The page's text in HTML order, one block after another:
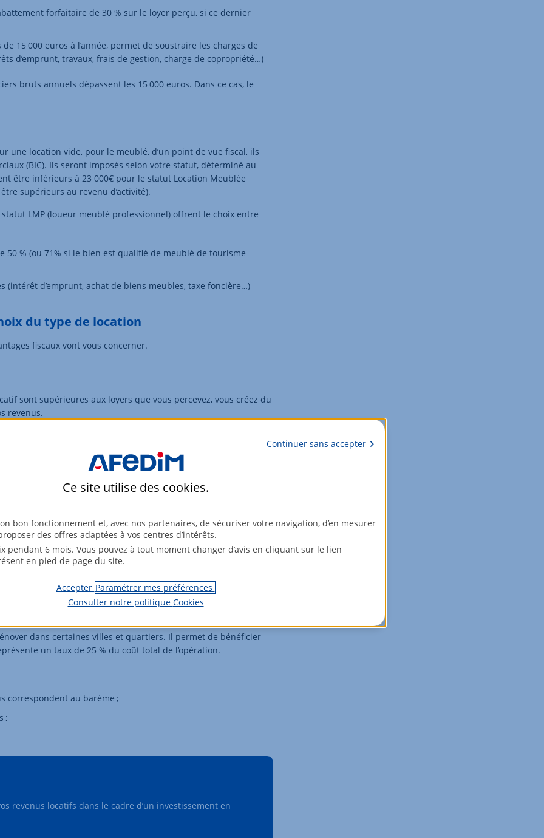
forfaitaire de 30 % sur le loyer perçu, si ce dernier
15 000 euros à l’année, permet de soustraire les charges de
d’emprunt, travaux, frais de gestion, charge de copropriété…)
bruts annuels dépassent les 15 000 euros. Dans ce cas, le
une location vide, pour le meublé, d’un point de vue fiscal, ils
(BIC). Ils seront imposés selon votre statut, déterminé au
être inférieurs à 23 000€ pour le statut Location Meublée
supérieurs au revenu d’activité).
LMP (loueur meublé professionnel) offrent le choix entre
% (ou 71% si le bien est qualifié de meublé de tourisme
(intérêt d’emprunt, achat de biens meubles, taxe foncière…)
du type de location
fiscaux vont vous concerner.
sont supérieures aux loyers que vous percevez, vous créez du
revenus.
d’un bien immobilier dont la propriété a été dissociée en
nu-propriétaire, tandis qu’un tiers, souvent une société,
entre 15 et 20 ans. Durant cette période de dissociation,
bien. À l’issue du contrat, le nu-propriétaire récupère la pleine
permet d'acquérir un bien à un prix réduit (environ 60 % de
la fortune immobilière durant la période d'usufruit. La charge
les revenus fonciers, mais sans possibilité de créer un déficit
dans certaines villes et quartiers. Il permet de bénéficier
un taux de 25 % du coût total de l’opération.
correspondent au barème ;
;
revenus locatifs dans le cadre d’un investissement en
Continuer sans accepter
Ce site utilise des cookies.
bon fonctionnement et, avec nos partenaires, de sécuriser votre navigation, d’en mesurer
des offres adaptées à vos centres d’intérêts.
pendant 6 mois. Vous pouvez à tout moment changer d’avis en cliquant sur le lien
en pied de page du site.
Accepter Paramétrer mes préférences
Consulter notre politique Cookies